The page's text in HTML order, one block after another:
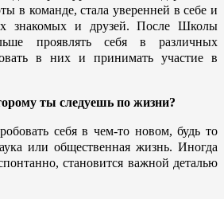
в команде, стала уверенней в себе и
знакомых и друзей. После Школы
проявлять себя в различных
в них и принимать участие в
ты следуешь по жизни?
себя в чем-то новом, будь то
или общественная жизнь. Иногда
становится важной деталью